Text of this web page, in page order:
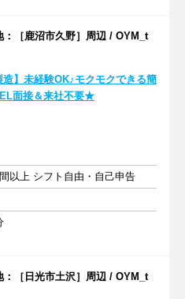
［鹿沼市久野］周辺 / OYM_t
造】未経験OK♪モクモクできる簡
面接＆来社不要★
以上 シフト自由・自己申告
［日光市土沢］周辺 / OYM_t